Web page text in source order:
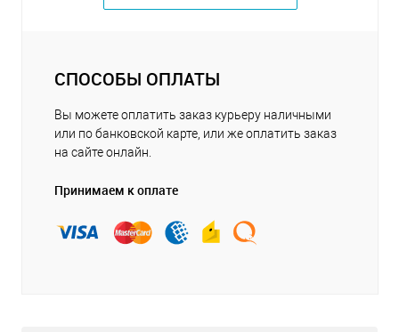
СПОСОБЫ ОПЛАТЫ
Вы можете оплатить заказ курьеру наличными
или по банковской карте, или же оплатить заказ
на сайте онлайн.
Принимаем к оплате